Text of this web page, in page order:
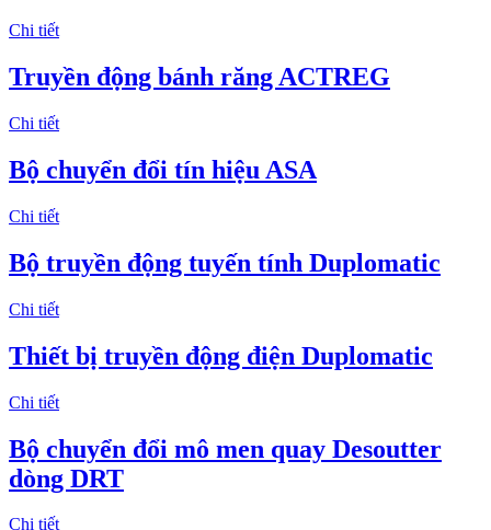
Chi tiết
Truyền động bánh răng ACTREG
Chi tiết
Bộ chuyển đổi tín hiệu ASA
Chi tiết
Bộ truyền động tuyến tính Duplomatic
Chi tiết
Thiết bị truyền động điện Duplomatic
Chi tiết
Bộ chuyển đổi mô men quay Desoutter
dòng DRT
Chi tiết